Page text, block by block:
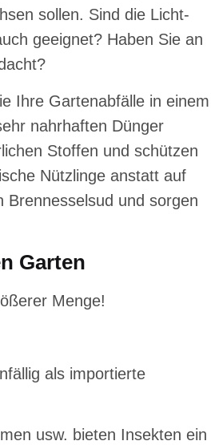
sollen. Sind die Licht-
geeignet? Haben Sie an
Ihre Gartenabfälle in einem
nahrhaften Dünger
Stoffen und schützen
Nützlinge anstatt auf
Brennesselsud und sorgen
Garten
Menge!
als importierte
usw. bieten Insekten ein